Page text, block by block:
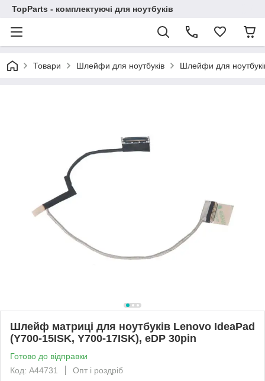
TopParts - комплектуючі для ноутбуків
Товари Шлейфи для ноутбуків Шлейфи для
Шлейф матриці для ноутбуків Lenovo IdeaPad
(Y700-15ISK, Y700-17ISK), eDP 30pin
Готово до відправки
Код: A44731
Опт і роздріб